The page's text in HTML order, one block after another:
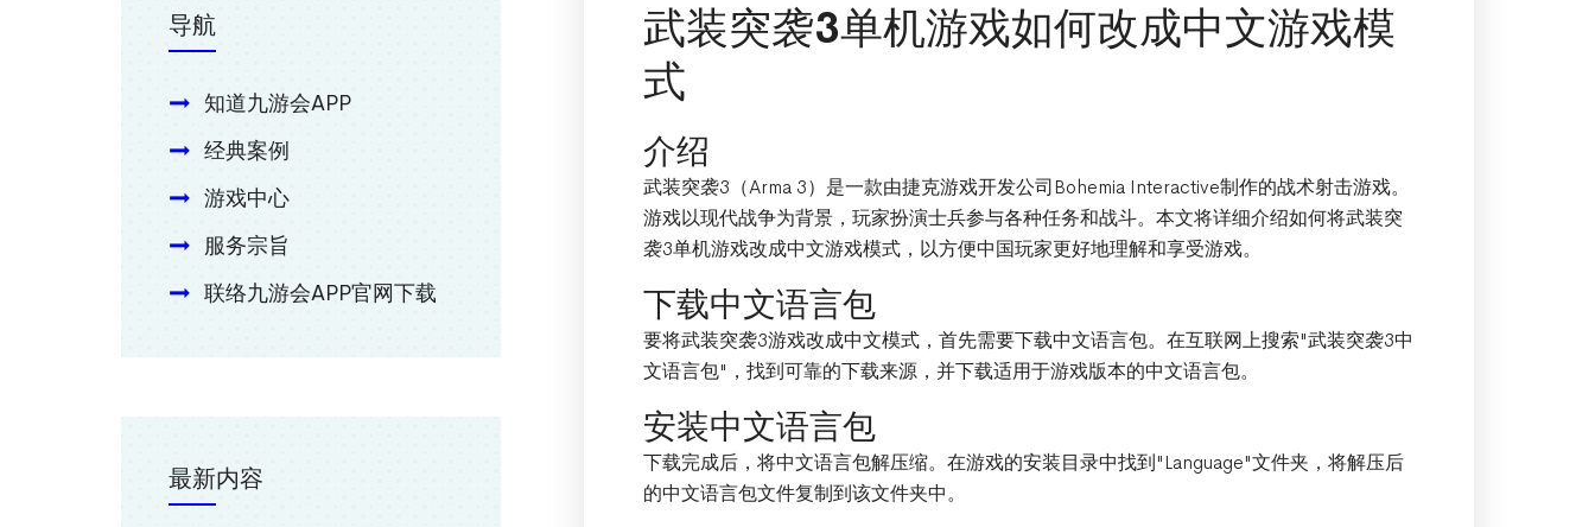
武装突袭3单机游戏如何改成中文游戏模
式
介绍
武装突袭3（Arma 3）是一款由捷克游戏开发公司Bohemia Interactive制作的战术射击游戏。
游戏以现代战争为背景，玩家扮演士兵参与各种任务和战斗。本文将详细介绍如何将武装突
袭3单机游戏改成中文游戏模式，以方便中国玩家更好地理解和享受游戏。
下载中文语言包
要将武装突袭3游戏改成中文模式，首先需要下载中文语言包。在互联网上搜索"武装突袭3中
文语言包"，找到可靠的下载来源，并下载适用于游戏版本的中文语言包。
安装中文语言包
下载完成后，将中文语言包解压缩。在游戏的安装目录中找到"Language"文件夹，将解压后
的中文语言包文件复制到该文件夹中。
导航
知道九游会APP
经典案例
游戏中心
服务宗旨
联络九游会APP官网下载
最新内容